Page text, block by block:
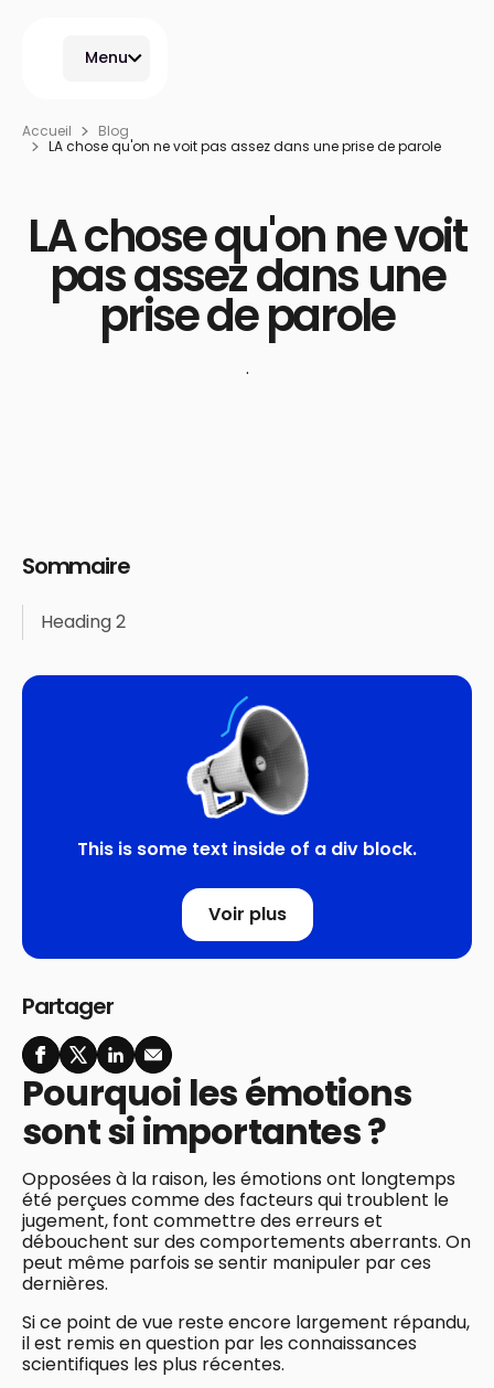
Menu
Accueil
Blog
LA chose qu'on ne voit pas assez dans une prise de parole
LA chose qu'on ne voit
pas assez dans une
prise de parole
·
Sommaire
Heading 2
This is some text inside of a div block.
Voir plus
Partager
Pourquoi les émotions
sont si importantes ?
Opposées à la raison, les émotions ont longtemps
été perçues comme des facteurs qui troublent le
jugement, font commettre des erreurs et
débouchent sur des comportements aberrants. On
peut même parfois se sentir manipuler par ces
dernières.
Si ce point de vue reste encore largement répandu,
il est remis en question par les connaissances
scientifiques les plus récentes.